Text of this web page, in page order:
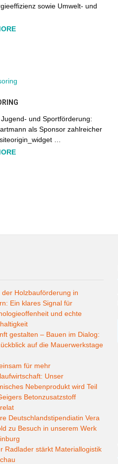
sowie Umwelt- und
und Sportförderung:
als Sponsor zahlreicher
…
der Holzbauförderung in
Ein klares Signal für
und echte
gestalten – Bauen im Dialog:
auf die Mauerwerkstage
für mehr
Unser
Nebenprodukt wird Teil
Betonzusatzstoff
Deutschlandstipendiatin Vera
zu Besuch in unserem Werk
Radlader stärkt Materiallogistik